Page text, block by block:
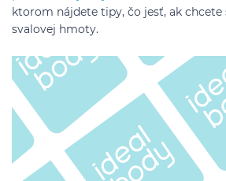
ktorom nájdete tipy, čo jesť, ak
svalovej hmoty.